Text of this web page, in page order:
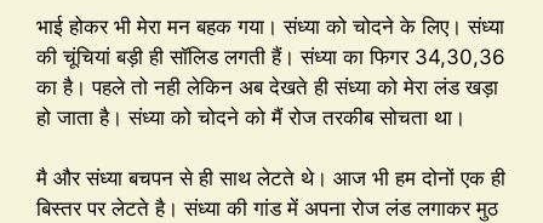
भाई होकर भी मेरा मन बहक गया। संध्या को चोदने के लिए। संध्या
की चूंचियां बड़ी ही सॉलिड लगती हैं। संध्या का फिगर 34,30,36
का है। पहले तो नही लेकिन अब देखते ही संध्या को मेरा लंड खड़ा
हो जाता है। संध्या को चोदने को मैं रोज तरकीब सोचता था।
मै और संध्या बचपन से ही साथ लेटते थे। आज भी हम दोनों एक ही
बिस्तर पर लेटते है। संध्या की गांड में अपना रोज लंड लगाकर मुठ